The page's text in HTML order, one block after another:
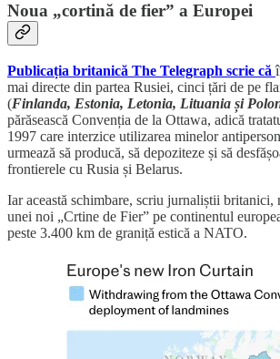
Noua „cortină de fier” a Europei
Publicația britanică The Telegraph scrie că
mai directe din partea Rusiei, cinci țări de pe
(Finlanda, Estonia, Letonia, Lituania și
părăsească Convenția de la Ottawa, adică
1997 care interzice utilizarea minelor
urmează să producă, să depoziteze și să
frontierele cu Rusia și Belarus.
Iar această schimbare, scriu jurnaliștii britanici,
unei noi „Crtine de Fier” pe continentul
peste 3.400 km de graniță estică a NATO.